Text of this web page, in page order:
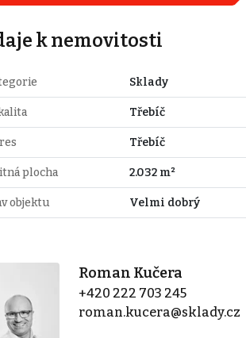
k nemovitosti
Sklady
Třebíč
Třebíč
plocha 2.032 m²
objektu Velmi dobrý
Roman Kučera
+420 222 703 245
roman.kucera@sklady.cz